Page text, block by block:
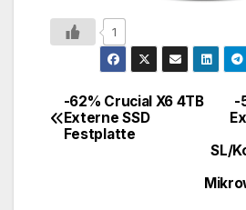
1
-
SL/
-62% Crucial X6 4TB
Externe SSD
Festplatte